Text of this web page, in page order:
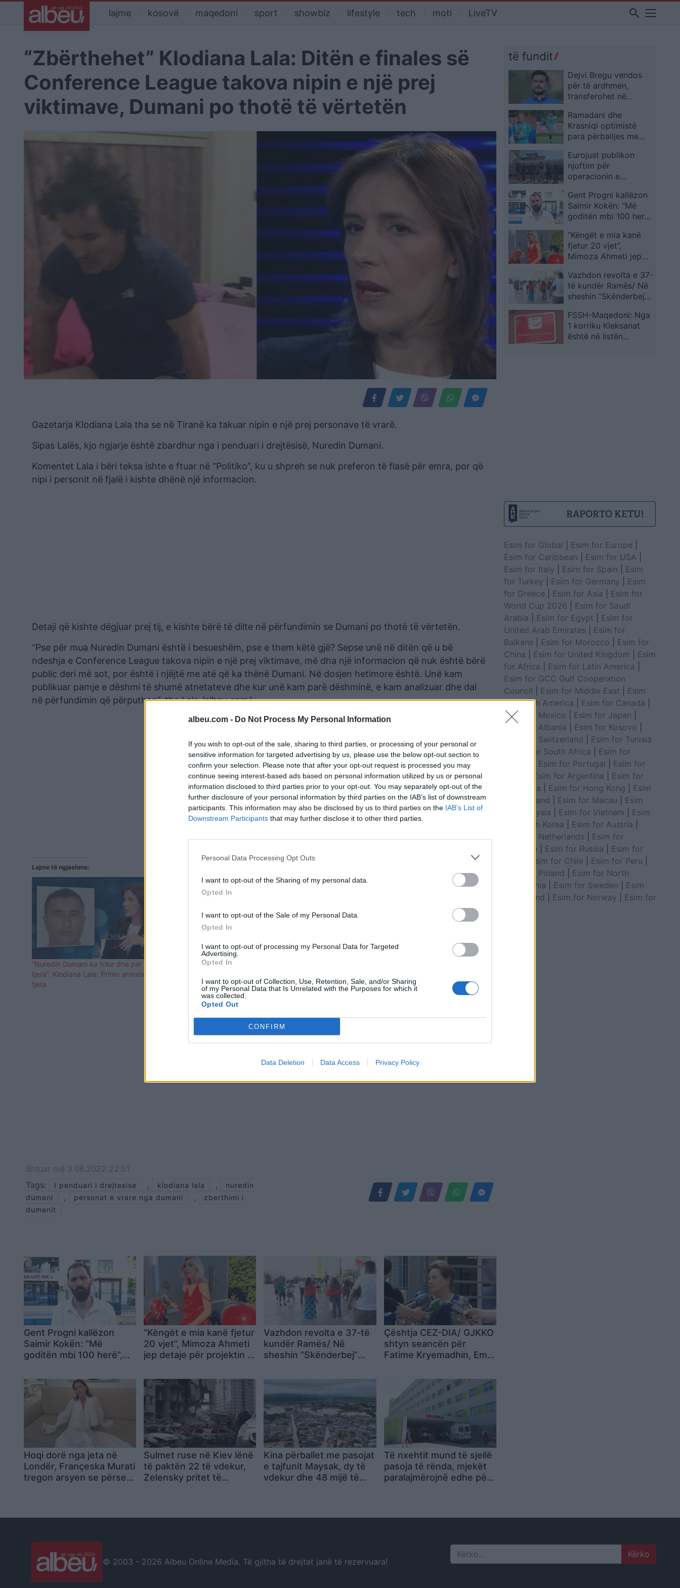
albeu.com - Do Not Process My Personal Information
If you wish to opt-out of the sale, sharing to third parties, or processing of your personal or
sensitive information for targeted advertising by us, please use the below opt-out section to
confirm your selection. Please note that after your opt-out request is processed you may
continue seeing interest-based ads based on personal information utilized by us or personal
information disclosed to third parties prior to your opt-out. You may separately opt-out of the
further disclosure of your personal information by third parties on the IAB’s list of downstream
participants. This information may also be disclosed by us to third parties on the IAB’s List of
Downstream Participants that may further disclose it to other third parties.
Personal Data Processing Opt Outs
I want to opt-out of the Sharing of my personal data.
Opted In
I want to opt-out of the Sale of my Personal Data.
Opted In
I want to opt-out of processing my Personal Data for Targeted
Advertising.
Opted In
I want to opt-out of Collection, Use, Retention, Sale, and/or Sharing
of my Personal Data that Is Unrelated with the Purposes for which it
was collected.
Opted Out
CONFIRM
Data Deletion Data Access Privacy Policy
lajme kosovë maqedoni sport showbiz lifestyle tech moti LiveTV search
“Zbërthehet” Klodiana Lala: Ditën e finales së
Conference League takova nipin e një prej
viktimave, Dumani po thotë të vërtetën
Gazetarja Klodiana Lala tha se në Tiranë ka takuar nipin e një prej personave të vrarë.
Sipas Lalës, kjo ngjarje është zbardhur nga i penduari i drejtësisë, Nuredin Dumani.
Komentet Lala i bëri teksa ishte e ftuar në “Politiko”, ku u shpreh se nuk preferon të flasë për emra, por që
nipi i personit në fjalë i kishte dhënë një informacion.
Detaji që kishte dëgjuar prej tij, e kishte bërë të dilte në përfundimin se Dumani po thotë të vërtetën.
“Pse për mua Nuredin Dumani është i besueshëm, pse e them këtë gjë? Sepse unë në ditën që u bë
ndeshja e Conference League takova nipin e një prej viktimave, më dha një informacion që nuk është bërë
public deri më sot, por është i njëjtë me atë që ka thënë Dumani. Në dosjen hetimore është. Unë kam
publikuar pamje e dëshmi të shumë atnetateve dhe kur unë kam parë dëshminë, e kam analizuar dhe dal
në përfundimin që përputhen”, tha Lala./albeu.com/
Lajme të ngjashme:
“Nuredin Dumani ka folur dhe për ngjarje të
tjera”, Klodiana Lala: Priten arrestime të
tjera
Xhulian Hoxha përplaset në seancë me
zbulohet arsyeja se pse i penduari i
drejtësisë u shtrua në spital!
Shtuar më 3.06.2022 22:51
Tags:
I penduari i drejtesise , klodiana lala ,
nuredin
dumani
, personat e vrare nga dumani ,
zberthimi i
dumanit
Gent Progni kallëzon
Saimir Kokën: “Më
goditën mbi 100 herë”,
policia dhe për dhunën e
2 korrikut
“Këngët e mia kanë fjetur
20 vjet”, Mimoza Ahmeti
jep detaje për projektin e
Vazhdon revolta e 37-të
kundër Ramës/ Në
sheshin “Skënderbej”
grumbullimin, kërkohet
Çështja CEZ-DIA/ GJKKO
shtyn seancën për
Fatime Kryemadhin, Ema
Hoqi dorë nga jeta në
Londër, Françeska Murati
tregon arsyen se përse u
Sulmet ruse në Kiev lënë
të paktën 22 të vdekur,
Zelensky pritet të
Kina përballet me pasojat
e tajfunit Maysak, dy të
vdekur dhe 48 mijë të
Të nxehtit mund të sjellë
pasoja të rënda, mjekët
paralajmërojnë edhe për
të fundit
Dejvi Bregu vendos
për të ardhmen,
transferohet në
Ramadani dhe
Krasniqi optimistë
para përballjes me
kërkon të kthehet me
rezultat të favorshëm
Eurojust publikon
njoftim për
operacionin e
Kosovë
Gent Progni kallëzon
Saimir Kokën: “Më
goditën mbi 100 herë”,
nga policia dhe për
dhunën e 2 korrikut
“Këngët e mia kanë
fjetur 20 vjet”,
Mimoza Ahmeti jep
ri muzikor
Vazhdon revolta e 37-
të kundër Ramës/ Në
sheshin “Skënderbej”
grumbullimin,
kërkohet dorëheqja e
kryeministrit
FSSH-Maqedoni: Nga
1 korriku Kleksanat
është në listën
Esim for Global Esim for Europe
Esim for Caribbean
Esim for USA
Esim for Italy
Esim for Spain
Esim
for Turkey
Esim for Germany
Esim
for Greece
Esim for Asia
Esim for
World Cup 2026
Esim for Saudi
Arabia
Esim for Egypt
Esim for
United Arab Emirates
Esim for
Balkans
Esim for Morocco
Esim for
China
Esim for United Kingdom
Esim
for Africa
Esim for Latin America
Esim for GCC Gulf Cooperation
Council
Esim for Middle East
Esim
for South America
Esim for Canada
Esim for Mexico
Esim for Japan
Esim for Albania
Esim for Kosovo
Esim for Switzerland
Esim for Tunisia
Esim for South Africa
Esim for
Esim for Portugal
Esim for
Esim for Argentina
Esim for
Colombia
Esim for Hong Kong
Esim
for Thailand
Esim for Macau
Esim
for Malaysia
Esim for Vietnam
Esim
for South Korea
Esim for Austria
Esim for Netherlands
Esim for
Australia
Esim for Russia
Esim for
Esim for Chile Esim for Peru
Esim for Poland
Esim for North
Macedonia
Esim for Sweden
Esim
for Finland
Esim for Norway
Esim for
© 2003 - 2026 Albeu Online Media. Të gjitha të drejtat janë të rezervuara! Search